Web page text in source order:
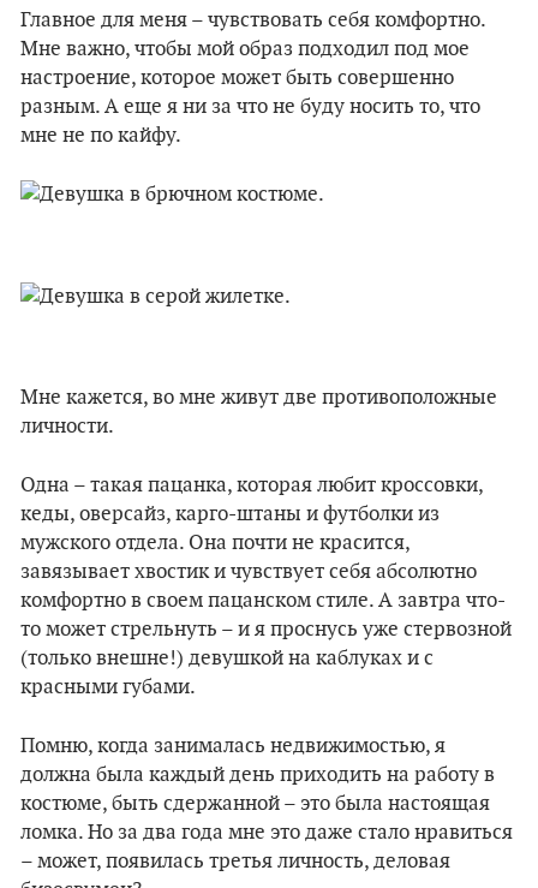
Главное для меня – чувствовать себя комфортно.
Мне важно, чтобы мой образ подходил под мое
настроение, которое может быть совершенно
разным. А еще я ни за что не буду носить то, что
мне не по кайфу.
Мне кажется, во мне живут две противоположные
личности.
Одна – такая пацанка, которая любит кроссовки,
кеды, оверсайз, карго-штаны и футболки из
мужского отдела. Она почти не красится,
завязывает хвостик и чувствует себя абсолютно
комфортно в своем пацанском стиле. А завтра что-
то может стрельнуть – и я проснусь уже стервозной
(только внешне!) девушкой на каблуках и с
красными губами.
Помню, когда занималась недвижимостью, я
должна была каждый день приходить на работу в
костюме, быть сдержанной – это была настоящая
ломка. Но за два года мне это даже стало нравиться
– может, появилась третья личность, деловая